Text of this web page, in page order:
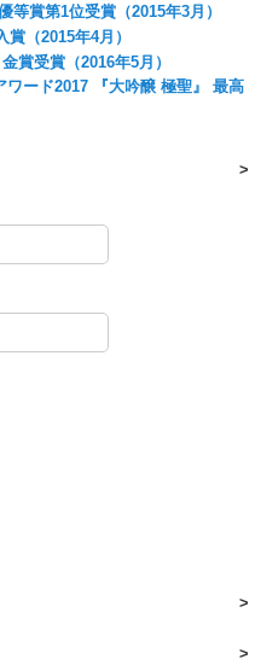
等賞第1位受賞（2015年3月）
（2015年4月）
賞受賞（2016年5月）
ード2017 『大吟醸 極聖』 最高